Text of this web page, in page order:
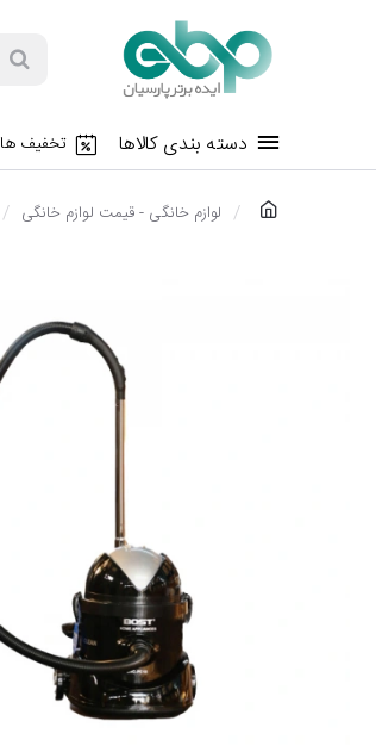
دسته بندی کالاها تخفیف ها
لوازم خانگی - قیمت لوازم خانگی